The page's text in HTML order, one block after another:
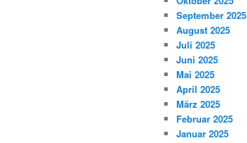
September 2025
August 2025
Juli 2025
Juni 2025
Mai 2025
April 2025
März 2025
Februar 2025
Januar 2025